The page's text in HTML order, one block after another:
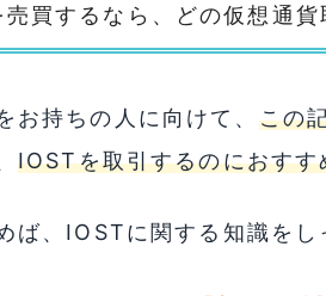
買するなら、どの仮想通貨
お持ちの人に向けて、 この
IOSTを取引するのにおす
ば、IOSTに関する知識をし